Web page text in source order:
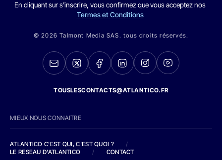
En cliquant sur s'inscrire, vous confirmez que vous acceptez nos
Termes et Conditions
© 2026 Talmont Media SAS. tous droits réservés.
TOUSLESCONTACTS@ATLANTICO.FR
MIEUX NOUS CONNAITRE
ATLANTICO C'EST QUI, C'EST QUOI ?
/
LE RESEAU D'ATLANTICO
/ CONTACT